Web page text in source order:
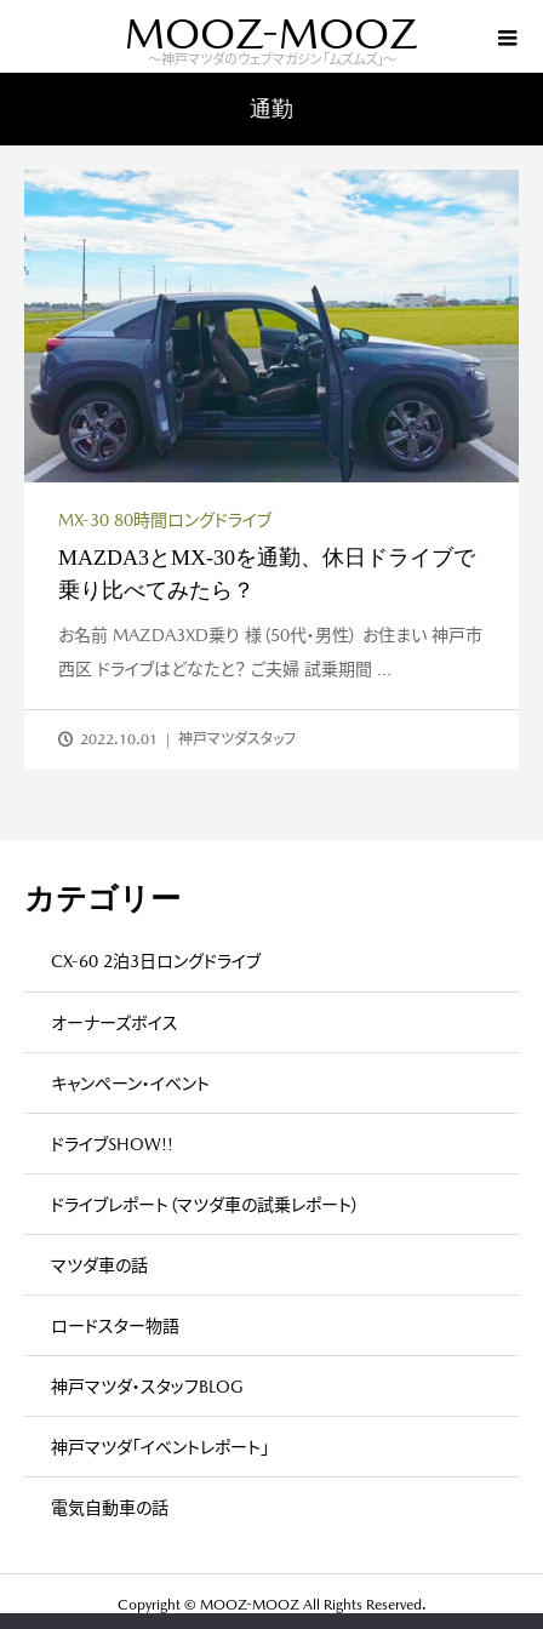
MOOZ-MOOZ
～神戸マツダのウェブマガジン「ムズムズ」～
通勤
MX-30 80時間ロングドライブ
MAZDA3とMX-30を通勤、休日ドライブで
乗り比べてみたら？
お名前 MAZDA3XD乗り 様（50代・男性） お住まい 神戸市
西区 ドライブはどなたと？ ご夫婦 試乗期間 ...
2022.10.01 神戸マツダスタッフ
カテゴリー
CX-60 2泊3日ロングドライブ
オーナーズボイス
キャンペーン・イベント
ドライブSHOW!!
ドライブレポート（マツダ車の試乗レポート）
マツダ車の話
ロードスター物語
神戸マツダ・スタッフBLOG
神戸マツダ「イベントレポート」
電気自動車の話
Copyright © MOOZ-MOOZ All Rights Reserved.